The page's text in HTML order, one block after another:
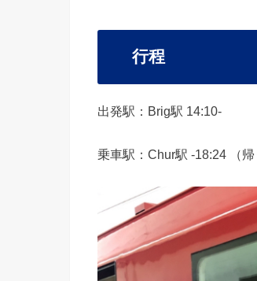
行程
出発駅：Brig駅 14:10-
乗車駅：Chur駅 -18:24 （